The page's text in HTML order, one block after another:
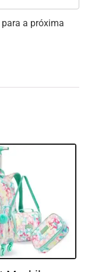
a próxima